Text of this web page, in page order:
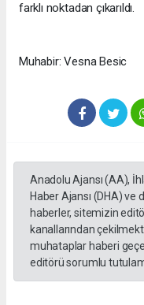
farklı noktadan çıkarıldı.
Muhabir: Vesna Besic
Anadolu Ajansı (AA),
Haber Ajansı (DHA)
haberler, sitemizin
kanallarından
muhataplar haberi
editörü sorumlu